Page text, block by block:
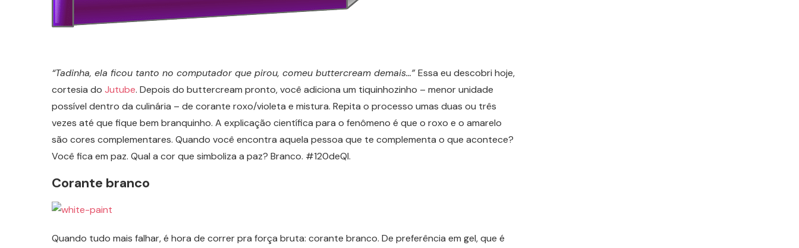
“Tadinha, ela ficou tanto no computador que pirou, comeu buttercream demais…”Essa eu descobri hoje,
cortesia do Jutube. Depois do buttercream pronto, você adiciona um tiquinhozinho – menor unidade
possível dentro da culinária – de corante roxo/violeta e mistura. Repita o processo umas duas ou três
vezes até que fique bem branquinho. A explicação científica para o fenômeno é que o roxo e o amarelo
são cores complementares. Quando você encontra aquela pessoa que te complementa o que acontece?
Você fica em paz. Qual a cor que simboliza a paz? Branco. #120deQI.
Corante branco
Quando tudo mais falhar, é hora de correr pra força bruta: corante branco. De preferência em gel, que é